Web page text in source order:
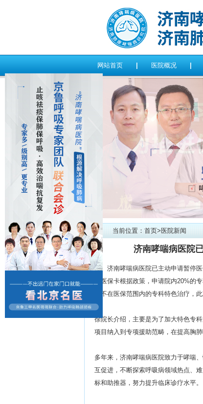
网站首页 医院概况
当前位置： 首页>医院新闻
济南哮喘病医院
济南哮喘病医院已主动申请暂停
凭医保卡根据政策，申请院内20%的
本不在医保范围内的专科特色治疗，
徐院长介绍，主要是为了加大特色专
项目纳入到专项援助范畴，在提高胸
多年来，济南哮喘病医院致力于哮喘
互促进，不断探索呼吸病领域热点、
标和助推器，努力提升临床诊疗水平。